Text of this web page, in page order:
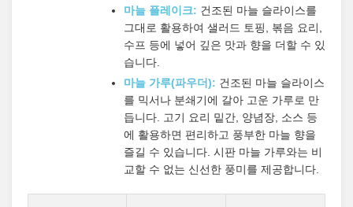
마늘 플레이크: 건조된 마늘 슬라이스를
그대로 활용하여 샐러드 토핑, 볶음 요리,
수프 등에 넣어 깊은 맛과 향을 더할 수 있
습니다.
마늘 가루(파우더): 건조된 마늘 슬라이스
를 믹서나 분쇄기에 갈아 고운 가루로 만
듭니다. 고기 요리 밑간, 양념장, 소스 등
에 활용하면 편리하고 풍부한 마늘 향을
즐길 수 있습니다. 시판 마늘 가루와는 비
교할 수 없는 신선한 풍미를 제공합니다.